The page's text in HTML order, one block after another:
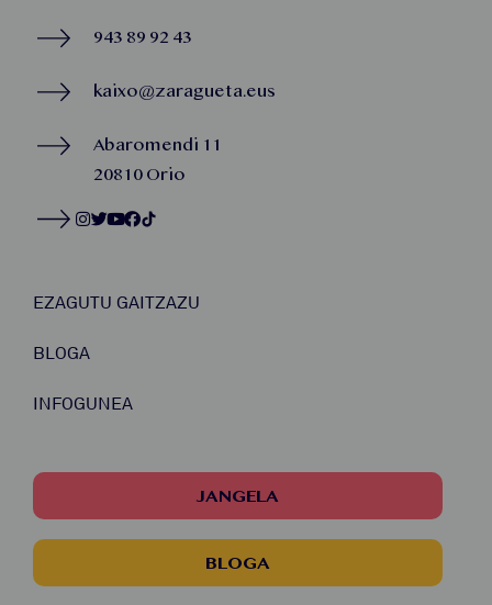
943 89 92 43
kaixo@zaragueta.eus
Abaromendi 11
20810 Orio
EZAGUTU GAITZAZU
BLOGA
INFOGUNEA
JANGELA
BLOGA